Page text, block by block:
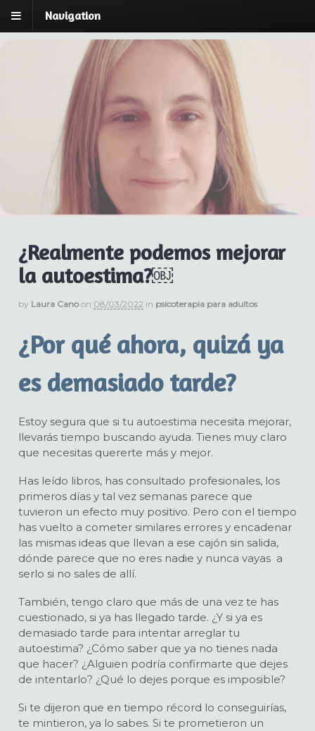
Navigation
Laura Cano | Breu:
espai de Psicoteràpia
Laura Cano | Psicóloga y Psicoterapeuta Breve
¿Realmente podemos mejorar
la autoestima?￼
by Laura Cano on 08/03/2022 in psicoterapia para adultos
¿Por qué ahora, quizá ya
es demasiado tarde?
Estoy segura que si tu autoestima necesita mejorar,
llevarás tiempo buscando ayuda. Tienes muy claro
que necesitas quererte más y mejor.
Has leído libros, has consultado profesionales, los
primeros días y tal vez semanas parece que
tuvieron un efecto muy positivo. Pero con el tiempo
has vuelto a cometer similares errores y encadenar
las mismas ideas que llevan a ese cajón sin salida,
dónde parece que no eres nadie y nunca vayas a
serlo si no sales de allí.
También, tengo claro que más de una vez te has
cuestionado, si ya has llegado tarde. ¿Y si ya es
demasiado tarde para intentar arreglar tu
autoestima? ¿Cómo saber que ya no tienes nada
que hacer? ¿Alguien podría confirmarte que dejes
de intentarlo? ¿Qué lo dejes porque es imposible?
Si te dijeron que en tiempo récord lo conseguirías,
te mintieron, ya lo sabes. Si te prometieron un